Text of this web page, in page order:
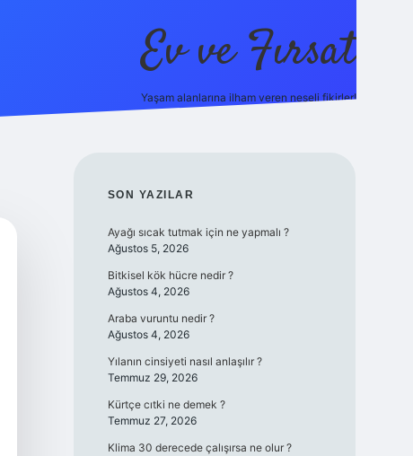
Ev ve Fırsat
Yaşam alanlarına ilham veren neşeli fikirler!
SIDEBAR
SON YAZILAR
Ayağı sıcak tutmak için ne yapmalı ?
Ağustos 5, 2026
Bitkisel kök hücre nedir ?
Ağustos 4, 2026
Araba vuruntu nedir ?
Ağustos 4, 2026
Yılanın cinsiyeti nasıl anlaşılır ?
Temmuz 29, 2026
Kürtçe cıtki ne demek ?
Temmuz 27, 2026
Klima 30 derecede çalışırsa ne olur ?